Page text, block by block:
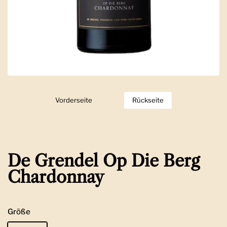
Zeige Folie 1
Vorderseite Zeige Folie 2
Rückseite
De Grendel Op Die Berg
Chardonnay
Größe